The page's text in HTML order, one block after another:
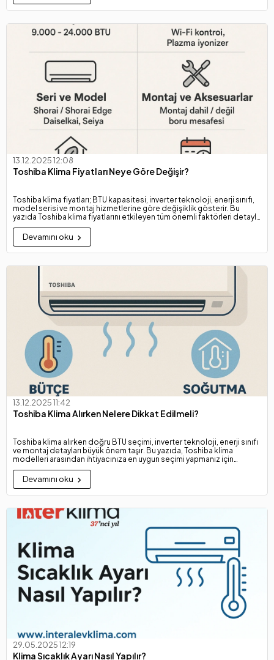
13.12.2025 12:08
Toshiba Klima Fiyatları Neye Göre Değişir?
Toshiba klima fiyatları; BTU kapasitesi, inverter teknoloji, enerji sınıfı,
model serisi ve montaj hizmetlerine göre değişiklik gösterir. Bu
yazıda Toshiba klima fiyatlarını etkileyen tüm önemli faktörleri detaylı
şekilde öğrenebilirsiniz.
Devamını oku
13.12.2025 11:42
Toshiba Klima Alırken Nelere Dikkat Edilmeli?
Toshiba klima alırken doğru BTU seçimi, inverter teknoloji, enerji sınıfı
ve montaj detayları büyük önem taşır. Bu yazıda, Toshiba klima
modelleri arasından ihtiyacınıza en uygun seçimi yapmanız için
bilmeniz gereken tüm önemli noktaları bulabilirsiniz.
Devamını oku
29.05.2025 12:19
Klima Sıcaklık Ayarı Nasıl Yapılır?